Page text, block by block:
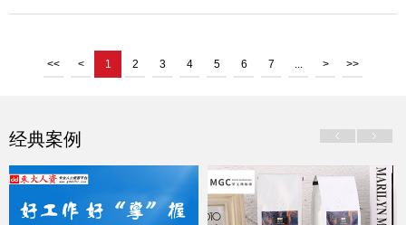
<< < 1 2 3 4 5 6 7 > >>
经典案例